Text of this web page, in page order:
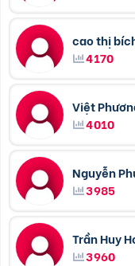
cao thị
4170
Việt
4010
Nguyễn
3985
Trần Huy
3960